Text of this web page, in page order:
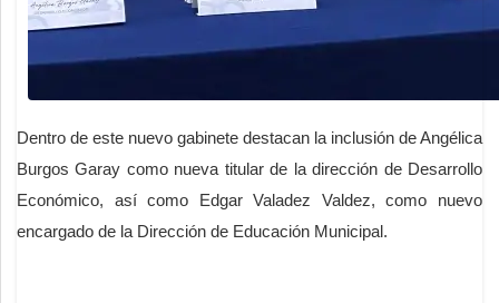
Dentro de este nuevo gabinete destacan la inclusión de Angélica
Burgos Garay como nueva titular de la dirección de Desarrollo
Económico, así como Edgar Valadez Valdez, como nuevo
encargado de la Dirección de Educación Municipal.